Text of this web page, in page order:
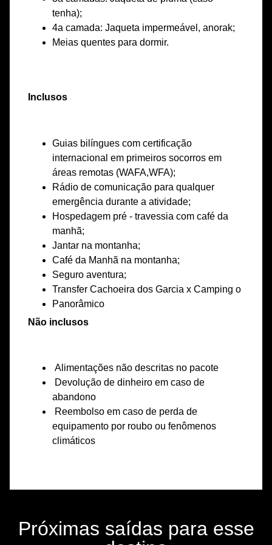
tenha);
4a camada: Jaqueta impermeável, anorak;
Meias quentes para dormir.
Inclusos
Guias bilíngues com certificação
internacional em primeiros socorros em
áreas remotas (WAFA,WFA);
Rádio de comunicação para qualquer
emergência durante a atividade;
Hospedagem pré - travessia com café da
manhã;
Jantar na montanha;
Café da Manhã na montanha;
Seguro aventura;
Transfer Cachoeira dos Garcia x Camping o
Panorâmico
Não inclusos
Alimentações não descritas no pacote
Devolução de dinheiro em caso de
abandono
Reembolso em caso de perda de
equipamento por roubo ou fenômenos
climáticos
Próximas saídas para esse